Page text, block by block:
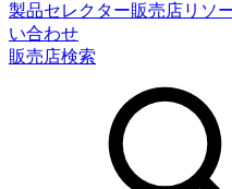
製品セレクター販売店リソ
い合わせ
販売店検索